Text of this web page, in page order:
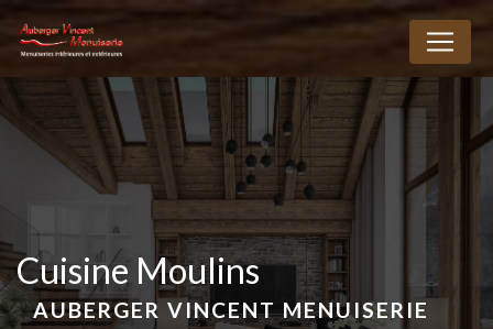
cuisine Moulins
AUBERGER VINCENT MENUISERIE
Panneau de gestion des cookies